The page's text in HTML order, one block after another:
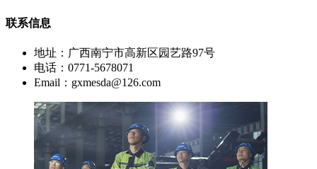
联系信息
地址：广西南宁市高新区园艺路97号
电话：0771-5678071
Email：gxmesda@126.com